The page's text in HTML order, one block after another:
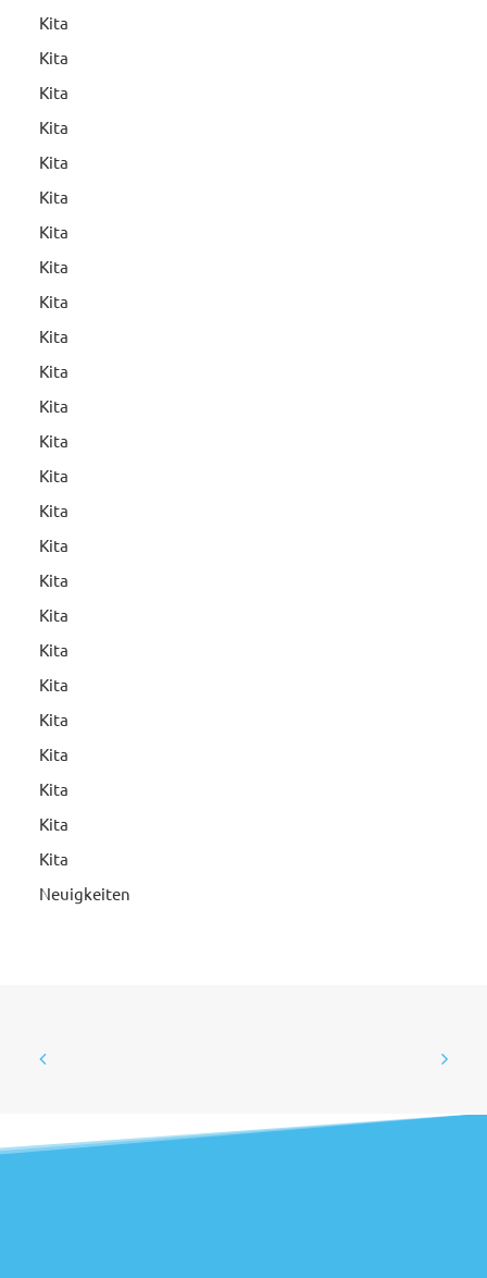
Kita
Kita
Kita
Kita
Kita
Kita
Kita
Kita
Kita
Kita
Kita
Kita
Kita
Kita
Kita
Kita
Kita
Kita
Kita
Kita
Kita
Kita
Kita
Kita
Kita
Neuigkeiten